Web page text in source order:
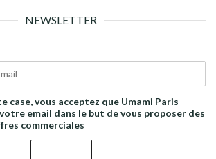
NEWSLETTER
case, vous acceptez que Umami Paris
email dans le but de vous proposer des
commerciales